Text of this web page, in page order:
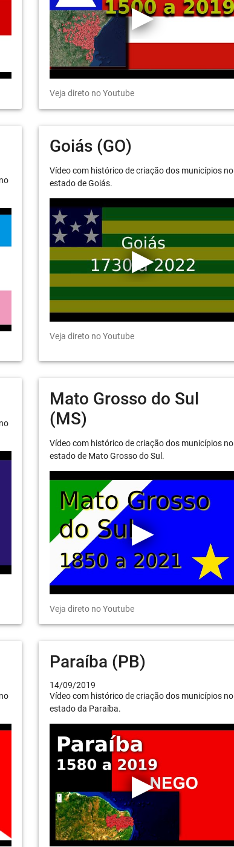
Veja direto no Youtube
Goiás (GO)
Vídeo com histórico de criação dos municípios no
estado de Goiás.
Veja direto no Youtube
Mato Grosso do Sul
(MS)
Vídeo com histórico de criação dos municípios no
estado de Mato Grosso do Sul.
Veja direto no Youtube
Paraíba (PB)
14/09/2019
Vídeo com histórico de criação dos municípios no
estado da Paraíba.